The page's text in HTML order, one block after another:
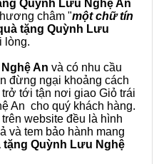
Quỳnh Lưu Nghệ An
châm "một chữ tín
tặng Quỳnh Lưu
lòng.
An và có nhu cầu
đừng ngại khoảng cách
tới tận nơi giao Giỏ trái
An cho quý khách hàng.
website đều là hình
và tem bảo hành mang
tặng Quỳnh Lưu Nghệ